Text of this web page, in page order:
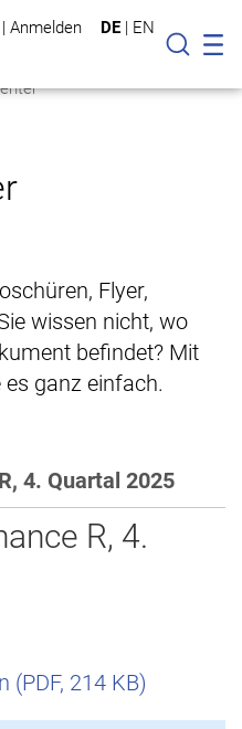
| Anmelden DE | EN
Suche
Flyer,
wissen nicht, wo
befindet? Mit
ganz einfach.
4. Quartal 2025
R, 4.
(PDF, 214 KB)